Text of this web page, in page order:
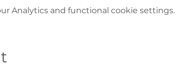
Analytics and functional cookie settings.